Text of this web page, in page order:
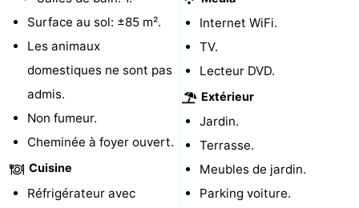
de
-
Terrains
jeux
Aires
jeux
Bowling
Parcours
Centres
Surface au sol: ±85 m².
Les animaux
domestiques ne sont pas
admis.
Non fumeur.
Cheminée à foyer ouvert.
Cuisine
Réfrigérateur avec
Internet WiFi.
TV.
Lecteur DVD.
Extérieur
Jardin.
Terrasse.
Meubles de jardin.
Parking voiture.